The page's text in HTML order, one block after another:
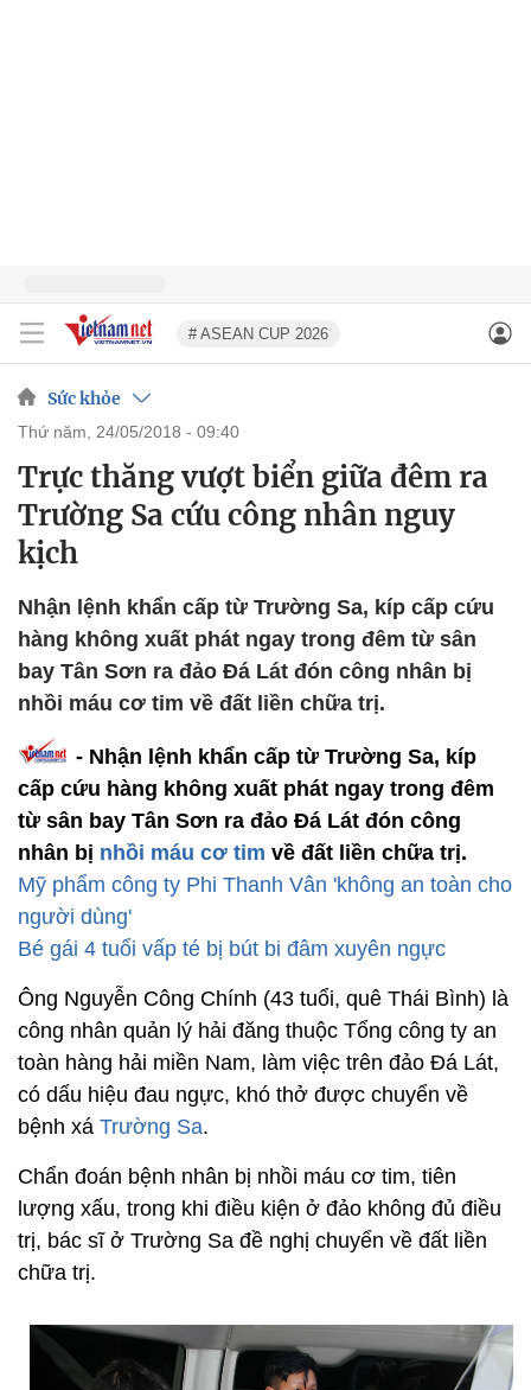
# ASEAN CUP 2026
Sức khỏe
thứ năm, 24/05/2018 - 09:40
Trực thăng vượt biển giữa đêm ra
Trường Sa cứu công nhân nguy
kịch
Nhận lệnh khẩn cấp từ Trường Sa, kíp cấp cứu
hàng không xuất phát ngay trong đêm từ sân
bay Tân Sơn ra đảo Đá Lát đón công nhân bị
nhồi máu cơ tim về đất liền chữa trị.
- Nhận lệnh khẩn cấp từ Trường Sa, kíp
cấp cứu hàng không xuất phát ngay trong đêm
từ sân bay Tân Sơn ra đảo Đá Lát đón công
nhân bị nhồi máu cơ tim về đất liền chữa trị.
Mỹ phẩm công ty Phi Thanh Vân 'không an toàn cho
người dùng'
Bé gái 4 tuổi vấp té bị bút bi đâm xuyên ngực
Ông Nguyễn Công Chính (43 tuổi, quê Thái Bình) là
công nhân quản lý hải đăng thuộc Tổng công ty an
toàn hàng hải miền Nam, làm việc trên đảo Đá Lát,
có dấu hiệu đau ngực, khó thở được chuyển về
bệnh xá Trường Sa.
Chẩn đoán bệnh nhân bị nhồi máu cơ tim, tiên
lượng xấu, trong khi điều kiện ở đảo không đủ điều
trị, bác sĩ ở Trường Sa đề nghị chuyển về đất liền
chữa trị.